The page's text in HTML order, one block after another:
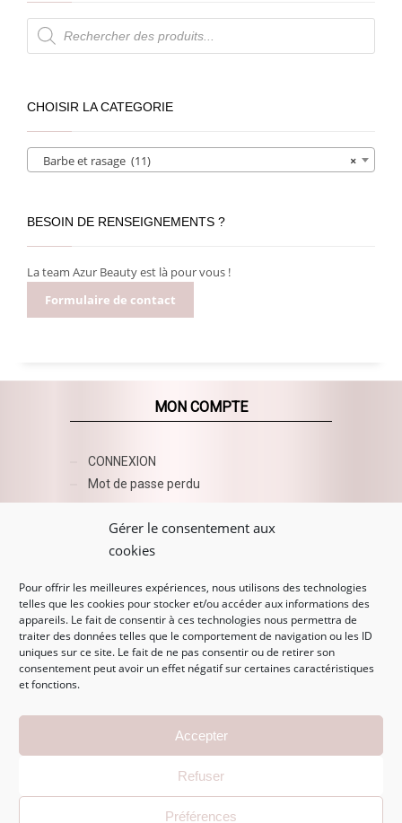
Gérer le consentement aux
cookies
Pour offrir les meilleures expériences, nous utilisons des technologies
telles que les cookies pour stocker et/ou accéder aux informations des
appareils. Le fait de consentir à ces technologies nous permettra de
traiter des données telles que le comportement de navigation ou les ID
uniques sur ce site. Le fait de ne pas consentir ou de retirer son
consentement peut avoir un effet négatif sur certaines caractéristiques
et fonctions.
Accepter
Refuser
Préférences
Recherche
de
produits
CHOISIR LA CATEGORIE
×
Barbe et rasage (11)
BESOIN DE RENSEIGNEMENTS ?
La team Azur Beauty est là pour vous !
Formulaire de contact
MON COMPTE
CONNEXION
Mot de passe perdu
AZUR BEAUTY ESHOP